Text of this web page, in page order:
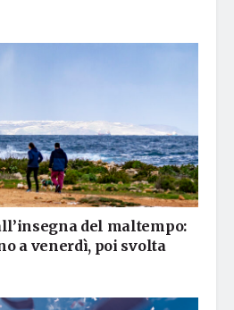
del maltempo:
a venerdì, poi svolta